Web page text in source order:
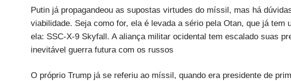
Putin já propagandeou as supostas virtudes do míssil, mas há
viabilidade. Seja como for, ela é levada a sério pela Otan, que já tem
ela: SSC-X-9 Skyfall. A aliança militar ocidental tem escalado suas
inevitável guerra futura com os russos
O próprio Trump já se referiu ao míssil, quando era presidente de